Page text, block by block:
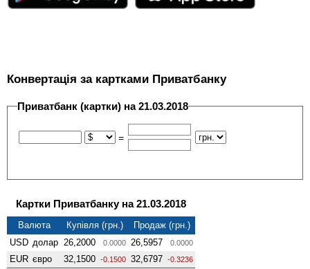
Конвертація за картками Приватбанку
Приватбанк (картки) на 21.03.2018
=
Картки Приватбанку на 21.03.2018
Валюта Купівля (грн.)
Продаж (грн.)
USD долар 26,2000 0.0000 26,5957 0.0000
EUR євро 32,1500 -0.1500 32,6797 -0.3236